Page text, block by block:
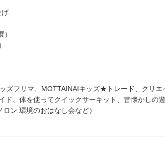
げ
ズフリマ、MOTTAINAIキッズ★トレード、クリエ
ド、体を使ってクイックサーキット、昔懐かしの
ン 環境のおはなし会など）